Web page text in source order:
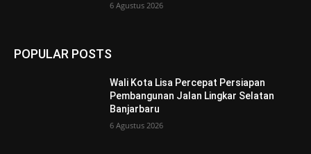
6 Agustus 2026
POPULAR POSTS
Wali Kota Lisa Percepat Persiapan
Pembangunan Jalan Lingkar Selatan
Banjarbaru
6 Agustus 2026